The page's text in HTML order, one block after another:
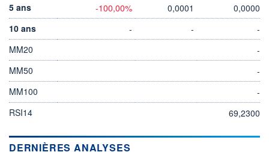
5 ans
-100,00% 0,0001
0,0000
10 ans
- -
-
MM20
-
MM50
-
MM100
-
RSI14
69,2300
DERNIÈRES ANALYSES